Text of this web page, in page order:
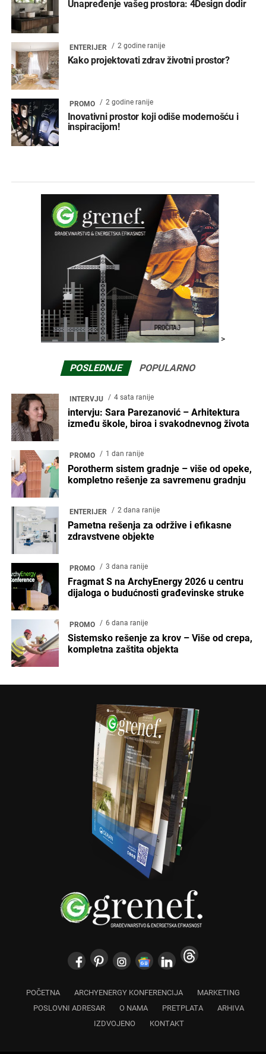
Unapređenje vašeg prostora: 4Design dodir
ENTERIJER 2 godine ranije
Kako projektovati zdrav životni prostor?
PROMO 2 godine ranije
Inovativni prostor koji odiše modernošću i
inspiracijom!
>
POSLEDNJE POPULARNO
INTERVJU 4 sata ranije
intervju: Sara Parezanović – Arhitektura
između škole, biroa i svakodnevnog života
PROMO 1 dan ranije
Porotherm sistem gradnje – više od opeke,
kompletno rešenje za savremenu gradnju
ENTERIJER 2 dana ranije
Pametna rešenja za održive i efikasne
zdravstvene objekte
PROMO 3 dana ranije
Fragmat S na ArchyEnergy 2026 u centru
dijaloga o budućnosti građevinske struke
PROMO 6 dana ranije
Sistemsko rešenje za krov – Više od crepa,
kompletna zaštita objekta
POČETNA ARCHYENERGY KONFERENCIJA
MARKETING
POSLOVNI ADRESAR
O NAMA PRETPLATA
ARHIVA
IZDVOJENO
KONTAKT